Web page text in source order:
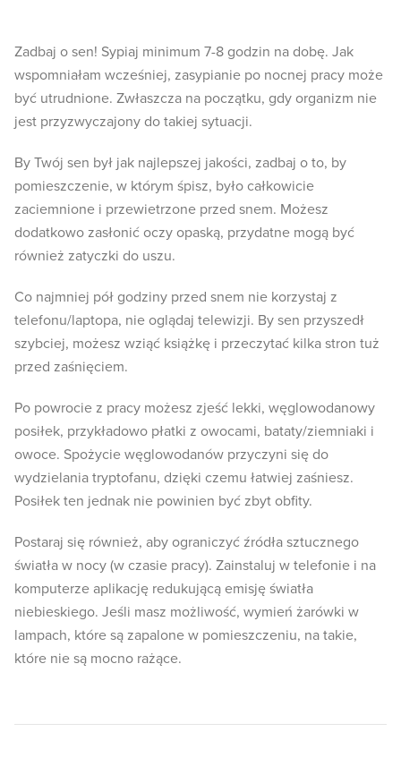
Zadbaj o sen! Sypiaj minimum 7-8 godzin na dobę. Jak
wspomniałam wcześniej, zasypianie po nocnej pracy może
być utrudnione. Zwłaszcza na początku, gdy organizm nie
jest przyzwyczajony do takiej sytuacji.
By Twój sen był jak najlepszej jakości, zadbaj o to, by
pomieszczenie, w którym śpisz, było całkowicie
zaciemnione i przewietrzone przed snem. Możesz
dodatkowo zasłonić oczy opaską, przydatne mogą być
również zatyczki do uszu.
Co najmniej pół godziny przed snem nie korzystaj z
telefonu/laptopa, nie oglądaj telewizji. By sen przyszedł
szybciej, możesz wziąć książkę i przeczytać kilka stron tuż
przed zaśnięciem.
Po powrocie z pracy możesz zjeść lekki, węglowodanowy
posiłek, przykładowo płatki z owocami, bataty/ziemniaki i
owoce. Spożycie węglowodanów przyczyni się do
wydzielania tryptofanu, dzięki czemu łatwiej zaśniesz.
Posiłek ten jednak nie powinien być zbyt obfity.
Postaraj się również, aby ograniczyć źródła sztucznego
światła w nocy (w czasie pracy). Zainstaluj w telefonie i na
komputerze aplikację redukującą emisję światła
niebieskiego. Jeśli masz możliwość, wymień żarówki w
lampach, które są zapalone w pomieszczeniu, na takie,
które nie są mocno rażące.